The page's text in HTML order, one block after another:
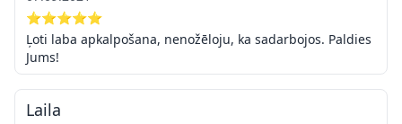
⭐⭐⭐⭐⭐
Ļoti laba apkalpošana, nenožēloju, ka sadarbojos. Paldies
Jums!
Laila